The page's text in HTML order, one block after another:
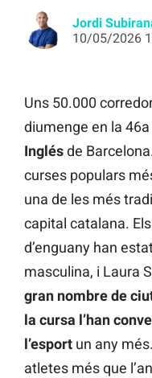
Jordi
10/05/2026
Uns 50.000
diumenge en la
Inglésde
curses populars
una de les més
capital catalana.
d’enguany han
masculina, i Laura
gran nombre de
la cursa l’han
l’esport un any
atletes més que